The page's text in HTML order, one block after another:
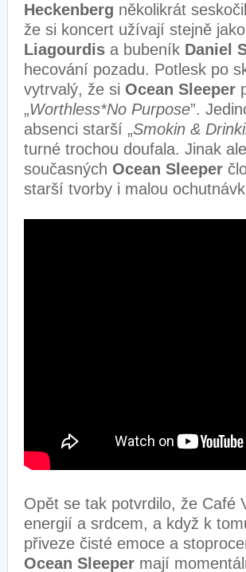
Heckenberg několikrát
že si koncert užívají stejně
Liagourdis a bubeník Daniel
hecování pozadu. Potlesk po
vytrvalý, že si Ocean Sleeper
„Worthless*No Purpose”.
absenci starší „Smokin &
turné trochou doufala. Jinak
současných Ocean Sleeper
starší tvorby i malou
Opět se tak potvrdilo, že Café
energií a srdcem, a když k
přiveze čisté emoce a
Ocean Sleeper mají